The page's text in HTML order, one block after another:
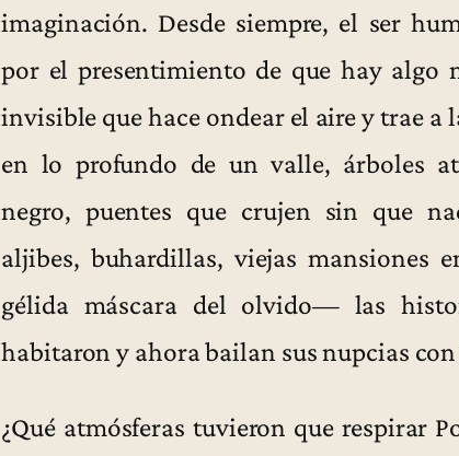
imaginación. Desde siempre, el ser
por el presentimiento de que hay algo
invisible que hace ondear el aire y trae a
en lo profundo de un valle, árboles
negro, puentes que crujen sin que
aljibes, buhardillas, viejas mansiones
gélida máscara del olvido— las
habitaron y ahora bailan sus nupcias
¿Qué atmósferas tuvieron que respirar